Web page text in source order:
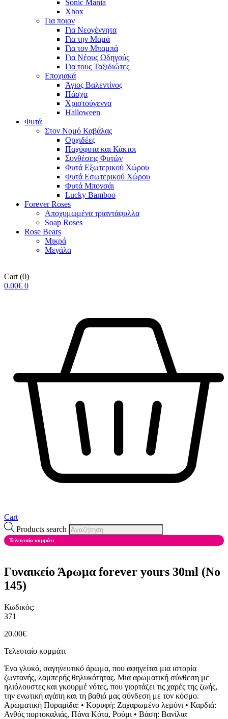
Sonic Mania
Xbox
Για ποιον
Για Νεογέννητα
Για την Μαμά
Για τον Μπαμπά
Για Νέους Οδηγούς
Για τους Ταξιδιώτες
Εποχιακά
Άγιος Βαλεντίνος
Πάσχα
Χριστούγεννα
Halloween
Φυτά
Στον Νομό Καβάλας
Ορχιδέες
Παχύφυτα και Κάκτοι
Συνθέσεις Φυτών
Φυτά Εξωτερικού Χώρου
Φυτά Εσωτερικού Χώρου
Φυτά Μπονσάι
Lucky Bamboo
Forever Roses
Αποχυμωμένα τριαντάφυλλα
Soap Roses
Rose Βears
Μικρά
Μεγάλα
Cart (0)
0.00€ 0
Cart
Products search
Τελευταίο κομμάτι
Γυναικείο Άρωμα forever yours 30ml (Νο
145)
Κωδικός:
371
20.00€
Τελευταίο κομμάτι
Ένα γλυκό, σαγηνευτικό άρωμα, που αφηγείται μια ιστορία
ζωντανής, λαμπερής θηλυκότητας. Μια αρωματική σύνθεση με
ηλιόλουστες και γκουρμέ νότες, που γιορτάζει τις χαρές της ζωής,
την ενωτική αγάπη και τη βαθιά μας σύνδεση με τον κόσμο.
Αρωματική Πυραμίδα: • Κορυφή: Ζαχαρωμένο λεμόνι • Καρδιά:
Ανθός πορτοκαλιάς, Πάνα Κότα, Ρούμι • Βάση: Βανίλια